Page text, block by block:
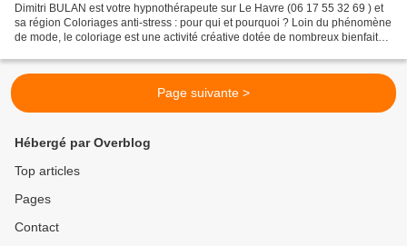
Dimitri BULAN est votre hypnothérapeute sur Le Havre (06 17 55 32 69 ) et
sa région Coloriages anti-stress : pour qui et pourquoi ? Loin du phénomène
de mode, le coloriage est une activité créative dotée de nombreux bienfaits.
Page suivante >
Hébergé par Overblog
Top articles
Pages
Contact